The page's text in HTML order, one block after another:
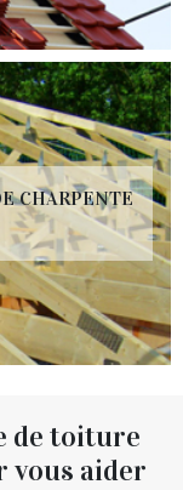
CHARPENTE
de toiture
vous aider